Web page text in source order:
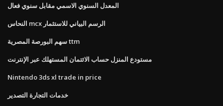
المعدل السنوي الاسمي مقابل سنوي فعال
النحاس mcx الرسم البياني للاستثمار
سهم البورصة المصرية ttm
مستودع المنزل حساب الائتمان المستهلك عبر الإنترنت
Nintendo 3ds xl trade in price
خدمات التجارة التصدير